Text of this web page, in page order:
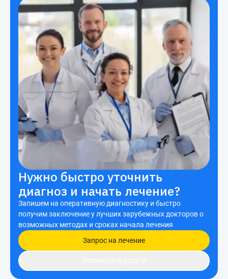
Нужно быстро уточнить
диагноз и начать лечение?
Запишем на оперативную диагностику и быстро
получим заключение у лучших зарубежных докторов о
возможных методах и сроках начала лечения
Запрос на лечение